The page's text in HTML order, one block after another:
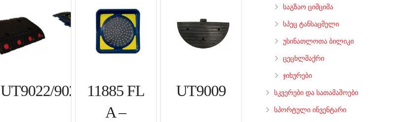
UT9022/9023
11885 FL
A –
UT9009
საგზაო ციმციმა
სპეც ტანსაცმელი
უსინათლოთა ბილიკი
ცეცხლმაქრი
ჯიხურები
სკვერები და სათამაშოები
სპორტული ინვენტარი